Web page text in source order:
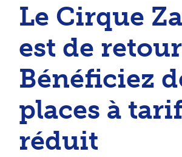
Le Cirque
est de
Bénéficiez
places à tarif
réduit